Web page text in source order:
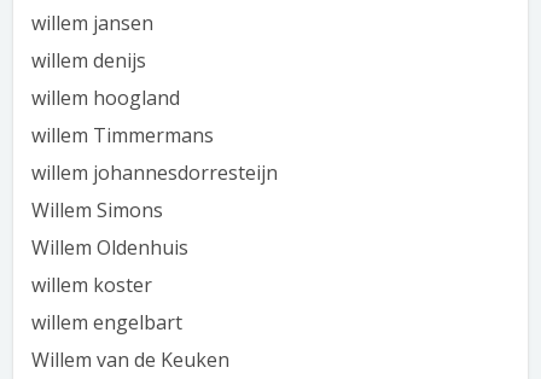
willem jansen
willem denijs
willem hoogland
willem Timmermans
willem johannesdorresteijn
Willem Simons
Willem Oldenhuis
willem koster
willem engelbart
Willem van de Keuken